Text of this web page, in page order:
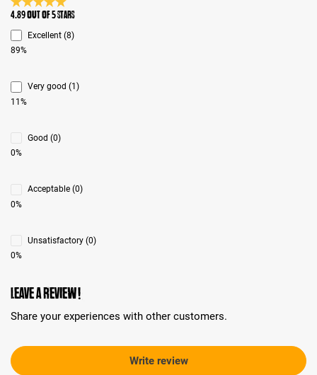
Average rating 4.8 of 5 Stars
4.89 out of 5 stars
Excellent (8)
89%
Very good (1)
11%
Good (0)
0%
Acceptable (0)
0%
Unsatisfactory (0)
0%
Leave a review!
Share your experiences with other customers.
Write review